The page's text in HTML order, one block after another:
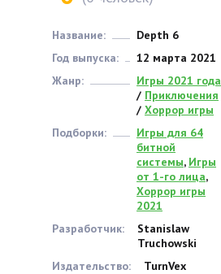
Название:
Depth 6
Год выпуска:
12 марта 2021
Жанр:
Игры 2021 года
/ Приключения
/ Хоррор игры
Подборки:
Игры для 64
битной
системы, Игры
от 1-го лица,
Хоррор игры
2021
Разработчик:
Stanislaw
Truchowski
Издательство:
TurnVex